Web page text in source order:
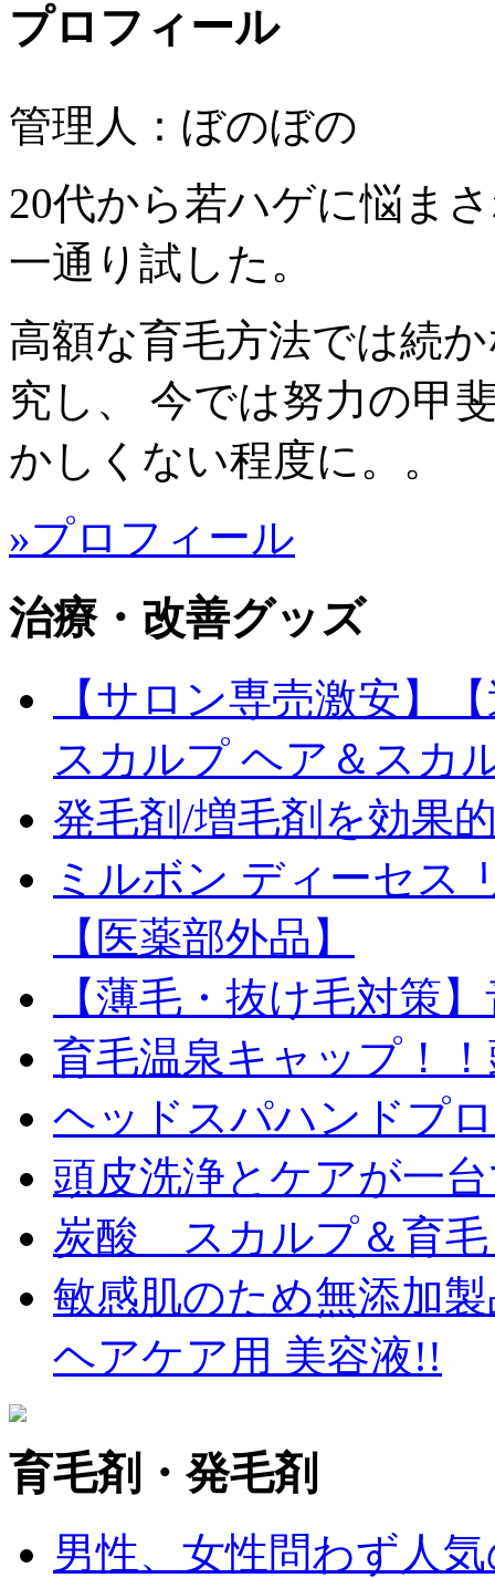
プロフィール
管理人：ぼのぼの
20代から若ハゲに悩ま
一通り試した。
高額な育毛方法では続
究し、 今では努力の甲
かしくない程度に。。
»プロフィール
治療・改善グッズ
【サロン専売激安】
スカルプ ヘア＆スカ
発毛剤/増毛剤を効果
ミルボン ディーセス
【医薬部外品】
【薄毛・抜け毛対策
育毛温泉キャップ！
ヘッドスパハンドプ
頭皮洗浄とケアが一
炭酸 スカルプ＆育
敏感肌のため無添加
ヘアケア用 美容液!!
育毛剤・発毛剤
男性、女性問わず人